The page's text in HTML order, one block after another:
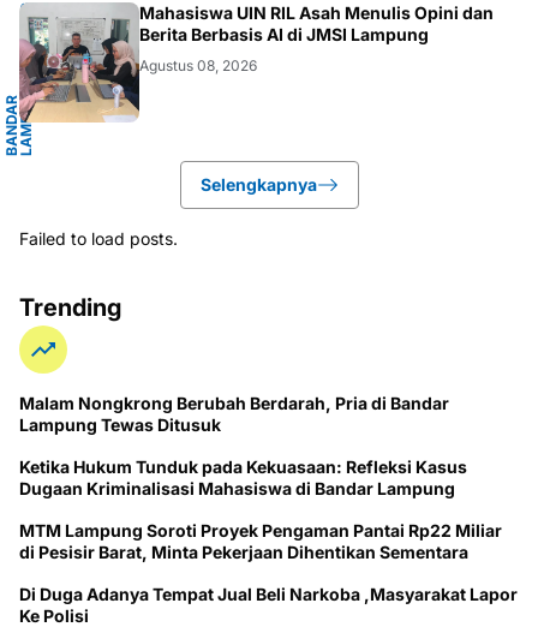
B
A
N
D
A
R
L
A
M
P
U
N
G
.
L
A
M
P
U
NG
Mahasiswa UIN RIL Asah Menulis Opini dan
Berita Berbasis AI di JMSI Lampung
Agustus 08, 2026
Selengkapnya
Failed to load posts.
Trending
Malam Nongkrong Berubah Berdarah, Pria di Bandar
Lampung Tewas Ditusuk
Ketika Hukum Tunduk pada Kekuasaan: Refleksi Kasus
Dugaan Kriminalisasi Mahasiswa di Bandar Lampung
MTM Lampung Soroti Proyek Pengaman Pantai Rp22 Miliar
di Pesisir Barat, Minta Pekerjaan Dihentikan Sementara
Di Duga Adanya Tempat Jual Beli Narkoba ,Masyarakat Lapor
Ke Polisi